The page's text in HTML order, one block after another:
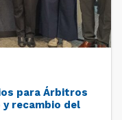
para Árbitros
y recambio del